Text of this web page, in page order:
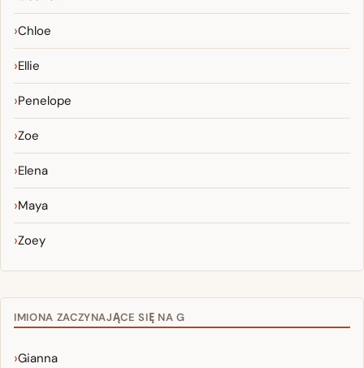
Chloe
Ellie
Penelope
Zoe
Elena
Maya
Zoey
IMIONA ZACZYNAJĄCE SIĘ NA G
Gianna